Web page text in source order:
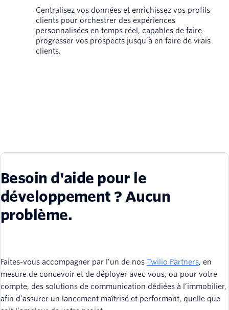
Centralisez vos données et enrichissez vos profils
clients pour orchestrer des expériences
personnalisées en temps réel, capables de faire
progresser vos prospects jusqu’à en faire de vrais
clients.
Besoin d'aide pour le
développement ? Aucun
problème.
Faites-vous accompagner par l’un de nos Twilio Partners, en
mesure de concevoir et de déployer avec vous, ou pour votre
compte, des solutions de communication dédiées à l’immobilier,
afin d’assurer un lancement maîtrisé et performant, quelle que